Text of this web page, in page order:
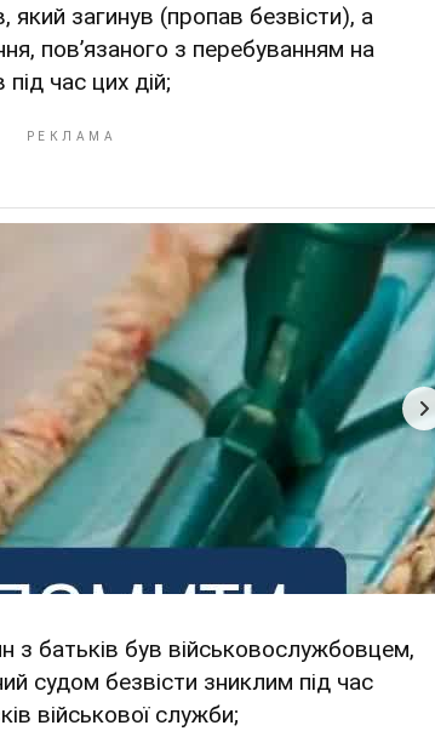
який загинув (пропав безвісти), а
пов’язаного з перебуванням на
час цих дій;
з батьків був військовослужбовцем,
судом безвісти зниклим під час
військової служби;